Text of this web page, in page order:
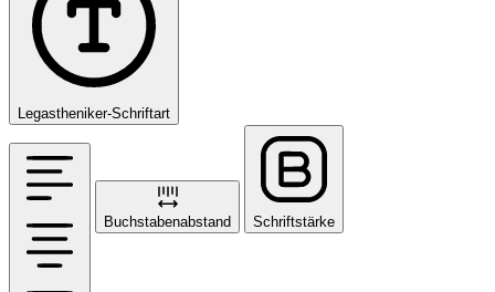
Legastheniker-Schriftart
Buchstabenabstand Schriftstärke